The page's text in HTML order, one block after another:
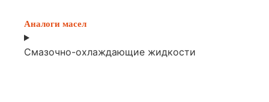
Аналоги масел
Смазочно-охлаждающие жидкости